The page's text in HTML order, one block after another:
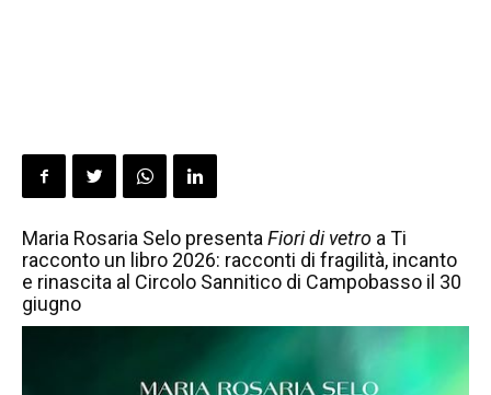
Maria Rosaria Selo presenta Fiori di vetro a Ti
racconto un libro 2026: racconti di fragilità, incanto
e rinascita al Circolo Sannitico di Campobasso il 30
giugno